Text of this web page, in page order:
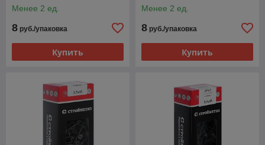
Менее 2 ед.
8 руб./упаковка
Купить
Менее 2 ед.
8 руб./упаковка
Купить